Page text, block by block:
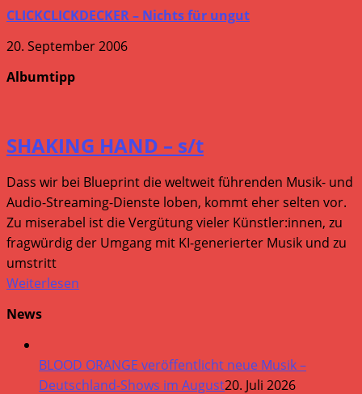
CLICKCLICKDECKER – Nichts für ungut
20. September 2006
Albumtipp
SHAKING HAND – s/t
Dass wir bei Blueprint die weltweit führenden Musik- und
Audio-Streaming-Dienste loben, kommt eher selten vor.
Zu miserabel ist die Vergütung vieler Künstler:innen, zu
fragwürdig der Umgang mit KI-generierter Musik und zu
umstritt
Weiterlesen
News
BLOOD ORANGE veröffentlicht neue Musik –
Deutschland-Shows im August20. Juli 2026